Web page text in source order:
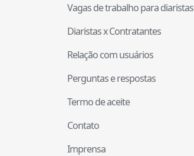
Vagas de trabalho para diaristas
Diaristas x Contratantes
Relação com usuários
Perguntas e respostas
Termo de aceite
Contato
Imprensa